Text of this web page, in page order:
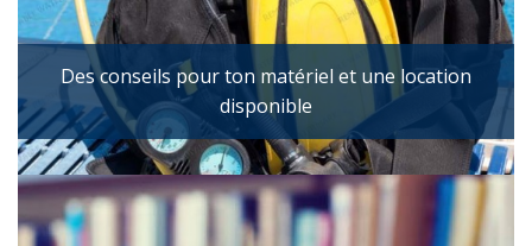
Des conseils pour ton matériel et une location
disponible